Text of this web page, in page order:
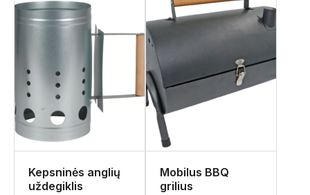
Kepsninės anglių
uždegiklis
Mobilus BBQ
grilius